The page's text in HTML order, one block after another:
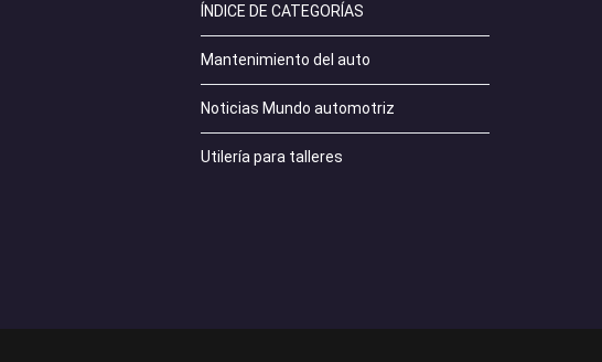
ÍNDICE DE CATEGORÍAS
Mantenimiento del auto
Noticias Mundo automotriz
Utilería para talleres